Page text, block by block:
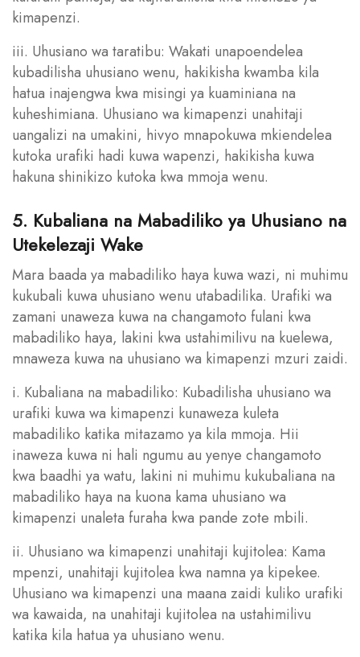
kimapenzi.
iii. Uhusiano wa taratibu: Wakati unapoendelea
kubadilisha uhusiano wenu, hakikisha kwamba kila
hatua inajengwa kwa misingi ya kuaminiana na
kuheshimiana. Uhusiano wa kimapenzi unahitaji
uangalizi na umakini, hivyo mnapokuwa mkiendelea
kutoka urafiki hadi kuwa wapenzi, hakikisha kuwa
hakuna shinikizo kutoka kwa mmoja wenu.
5. Kubaliana na Mabadiliko ya Uhusiano na
Utekelezaji Wake
Mara baada ya mabadiliko haya kuwa wazi, ni muhimu
kukubali kuwa uhusiano wenu utabadilika. Urafiki wa
zamani unaweza kuwa na changamoto fulani kwa
mabadiliko haya, lakini kwa ustahimilivu na kuelewa,
mnaweza kuwa na uhusiano wa kimapenzi mzuri zaidi.
i. Kubaliana na mabadiliko: Kubadilisha uhusiano wa
urafiki kuwa wa kimapenzi kunaweza kuleta
mabadiliko katika mitazamo ya kila mmoja. Hii
inaweza kuwa ni hali ngumu au yenye changamoto
kwa baadhi ya watu, lakini ni muhimu kukubaliana na
mabadiliko haya na kuona kama uhusiano wa
kimapenzi unaleta furaha kwa pande zote mbili.
ii. Uhusiano wa kimapenzi unahitaji kujitolea: Kama
mpenzi, unahitaji kujitolea kwa namna ya kipekee.
Uhusiano wa kimapenzi una maana zaidi kuliko urafiki
wa kawaida, na unahitaji kujitolea na ustahimilivu
katika kila hatua ya uhusiano wenu.